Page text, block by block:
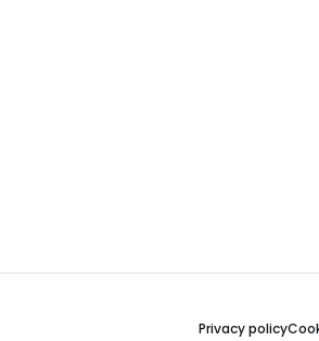
Privacy policy